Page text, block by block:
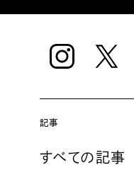
記事
すべての記事